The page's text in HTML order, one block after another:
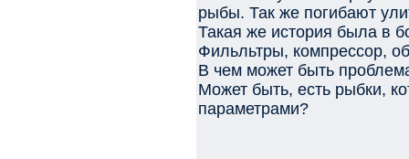
рыбы. Так же погибают
Такая же история была в
Фильльтры, компрессор,
В чем может быть
Может быть, есть рыбки,
параметрами?